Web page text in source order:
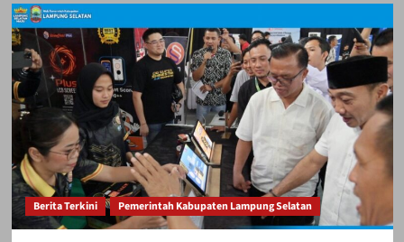
Berita Terkini Pemerintah Kabupaten Lampung Selatan